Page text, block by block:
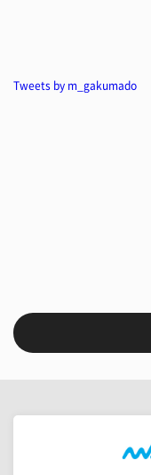
Tweets by m_gakumado